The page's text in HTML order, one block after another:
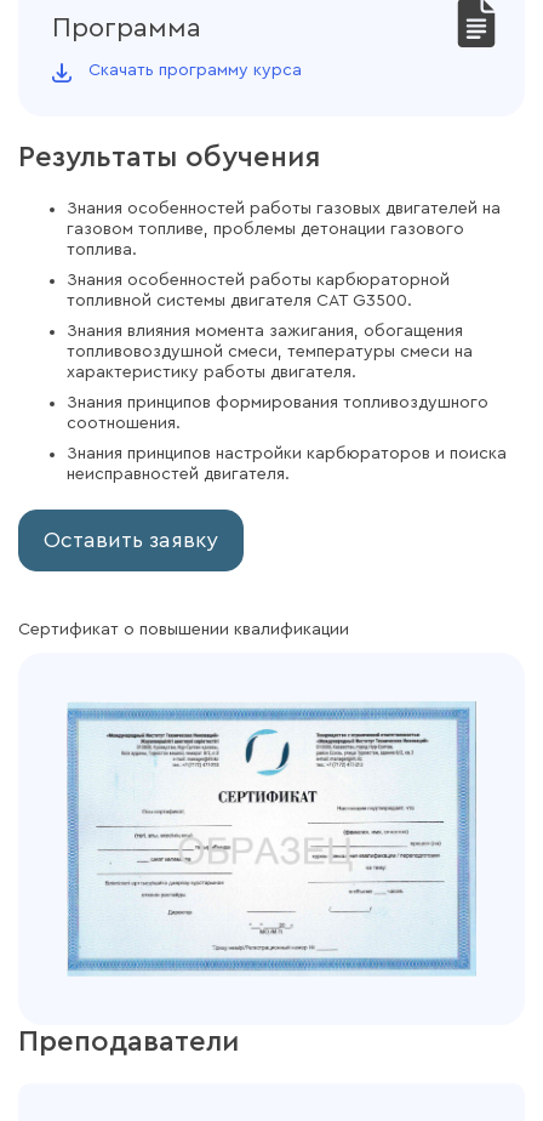
Программа
Скачать программу курса
Результаты обучения
Знания особенностей работы газовых двигателей на
газовом топливе, проблемы детонации газового
топлива.
Знания особенностей работы карбюраторной
топливной системы двигателя CAT G3500.
Знания влияния момента зажигания, обогащения
топливовоздушной смеси, температуры смеси на
характеристику работы двигателя.
Знания принципов формирования топливоздушного
соотношения.
Знания принципов настройки карбюраторов и поиска
неисправностей двигателя.
Оставить заявку
Сертификат о повышении квалификации
Преподаватели